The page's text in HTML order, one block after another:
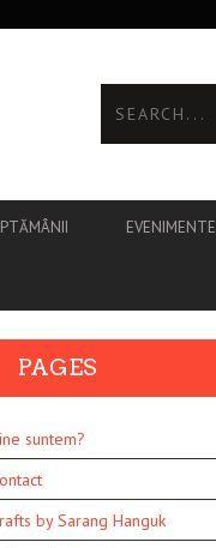
EVENIMENTE
PAGES
suntem?
by Sarang Hanguk